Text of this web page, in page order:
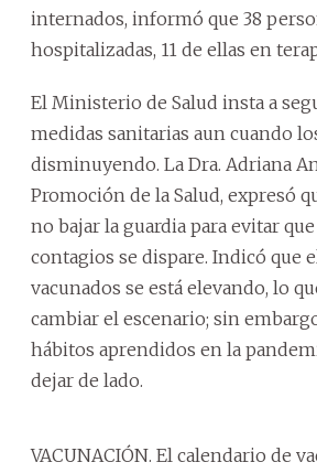
internados, informó que 38
hospitalizadas, 11 de ellas en
El Ministerio de Salud insta a
medidas sanitarias aun cuando
disminuyendo. La Dra. Adriana
Promoción de la Salud, expresó
no bajar la guardia para evitar
contagios se dispare. Indicó que
vacunados se está elevando, lo
cambiar el escenario; sin
hábitos aprendidos en la
dejar de lado.
VACUNACIÓN. El calendario de